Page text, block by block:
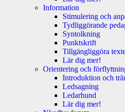
Information
Stimulering och
Tydliggörande
Syntolkning
Punktskrift
Tillgängliggöra
Lär dig mer!
Orientering och
Introduktion och
Ledsagning
Ledarhund
Lär dig mer!